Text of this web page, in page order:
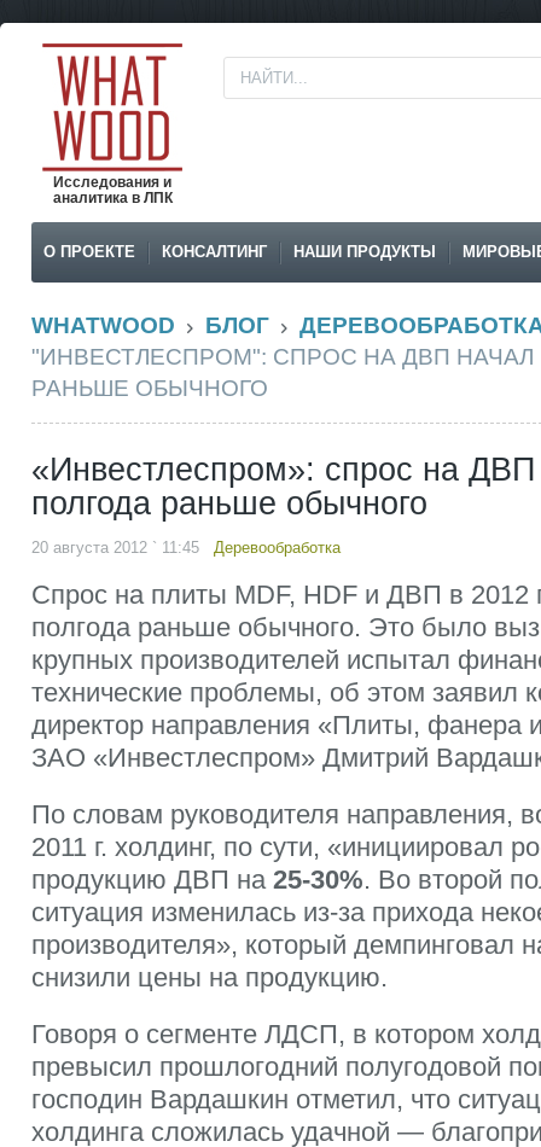
Исследования и
аналитика в ЛПК
О ПРОЕКТЕ КОНСАЛТИНГ НАШИ ПРОДУКТЫ
WHATWOOD БЛОГ
"ИНВЕСТЛЕСПРОМ": СПРОС НА ДВП НАЧАЛ
РАНЬШЕ ОБЫЧНОГО
«Инвестлеспром»: спрос на ДВП
полгода раньше обычного
20 августа 2012 ` 11:45 Деревообработка
Спрос на плиты MDF, HDF и ДВП в 2012
полгода раньше обычного. Это было
крупных производителей испытал
технические проблемы, об этом заявил
директор направления «Плиты, фанера
ЗАО «Инвестлеспром» Дмитрий
По словам руководителя направления,
2011 г. холдинг, по сути, «инициировал
продукцию ДВП на 25-30%. Во второй
ситуация изменилась из-за прихода
производителя», который демпинговал
снизили цены на продукцию.
Говоря о сегменте ЛДСП, в котором
превысил прошлогодний полугодовой
господин Вардашкин отметил, что
холдинга сложилась удачной —